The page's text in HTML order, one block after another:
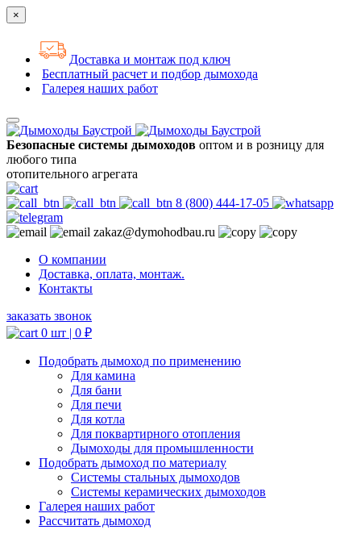
×
Доставка и монтаж под ключ
Бесплатный расчет и подбор дымохода
Галерея наших работ
Безопасные системы дымоходов оптом и в розницу для
любого типа
отопительного агрегата
8 (800) 444-17-05
zakaz@dymohodbau.ru
О компании
Доставка, оплата, монтаж.
Контакты
заказать звонок
0 шт | 0 ₽
Подобрать дымоход по применению
Для камина
Для бани
Для печи
Для котла
Для поквартирного отопления
Дымоходы для промышленности
Подобрать дымоход по материалу
Системы стальных дымоходов
Системы керамических дымоходов
Галерея наших работ
Рассчитать дымоход